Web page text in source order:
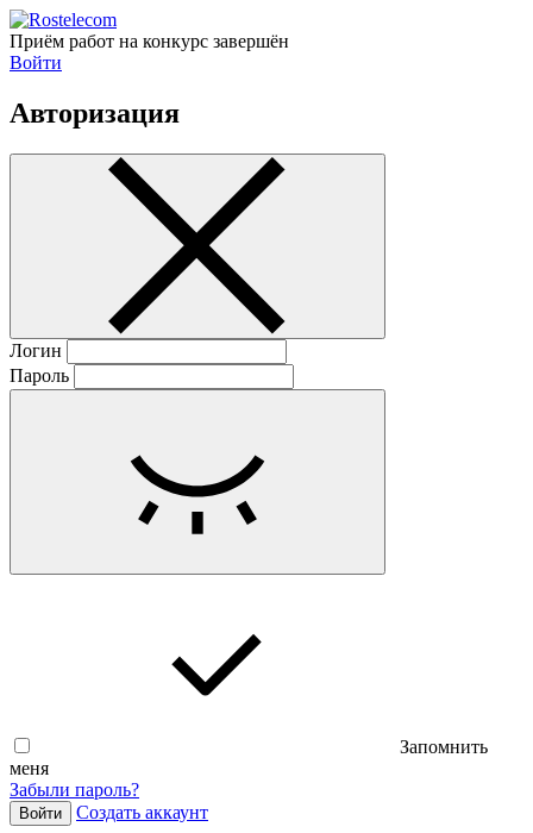
Приём работ на конкурс завершён
Войти
Авторизация
Логин
Пароль
Запомнить
меня
Забыли пароль?
Войти Cоздать аккаунт